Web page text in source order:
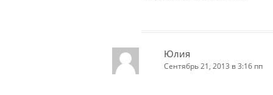
Юлия
Сентябрь 21, 2013 в 3:16 пп